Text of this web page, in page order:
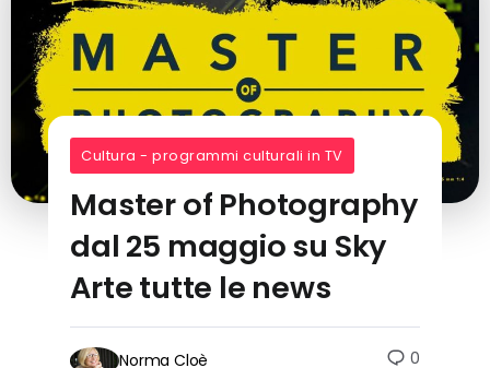
Cultura - programmi culturali in TV
Master of Photography
dal 25 maggio su Sky
Arte tutte le news
Norma Cloè 0